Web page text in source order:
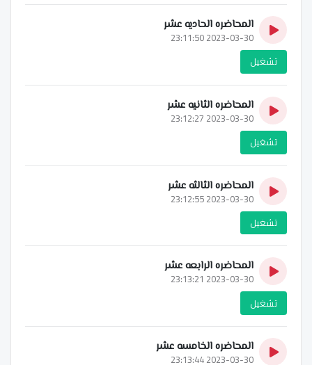
المحاضره الحاديه عشر
2023-03-30 23:11:50
تشغيل
المحاضره الثانيه عشر
2023-03-30 23:12:27
تشغيل
المحاضره الثالثه عشر
2023-03-30 23:12:55
تشغيل
المحاضره الرابعه عشر
2023-03-30 23:13:21
تشغيل
المحاضره الخامسه عشر
2023-03-30 23:13:44